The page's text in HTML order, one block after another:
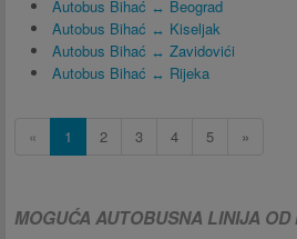
Autobus Bihać ↔ Beograd
Autobus Bihać ↔ Kiseljak
Autobus Bihać ↔ Zavidovići
Autobus Bihać ↔ Rijeka
« 1 2 3 4 5 »
MOGUĆA AUTOBUSNA LINIJA OD